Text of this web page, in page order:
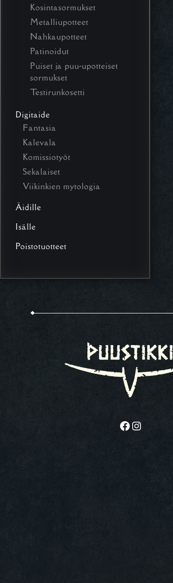
Kosintasormukset
Metalliupotteet
Nahkaupotteet
Patinoidut
Puiset ja puu-upotteiset
sormukset
Testirunkosetti
Digitaide
Fantasia
Kalevala
Komissiotyöt
Sekalaiset
Viikinkien mytologia
Äidille
Isälle
Poistotuotteet
Facebook Instagram